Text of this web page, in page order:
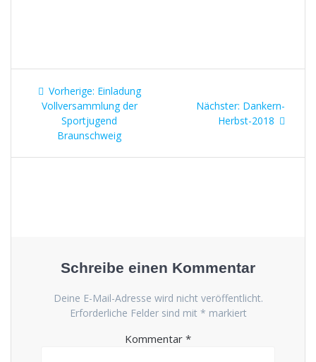
Beitragsnavigation
Vorherige: Vorheriger
Beitrag:
Einladung
Vollversammlung der
Sportjugend
Braunschweig
Nächster: Nächster
Beitrag:
Dankern-
Herbst-2018
Schreibe einen Kommentar
Deine E-Mail-Adresse wird nicht veröffentlicht.
Erforderliche Felder sind mit * markiert
Kommentar *